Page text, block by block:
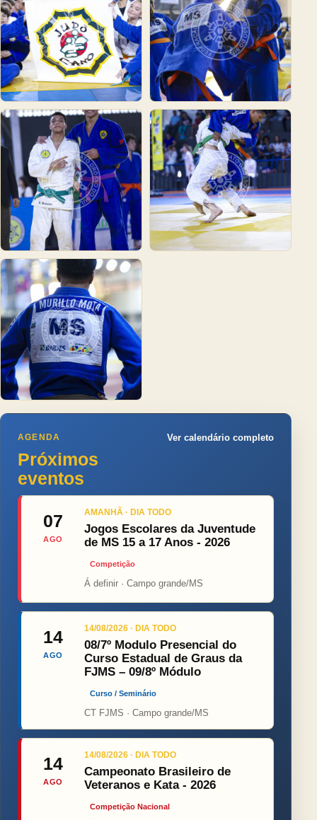
AGENDA
Próximos
eventos
Ver calendário completo
07
AGO
AMANHÃ · DIA TODO
Jogos Escolares da Juventude
de MS 15 a 17 Anos - 2026
Competição
Á definir · Campo grande/MS
14
AGO
14/08/2026 · DIA TODO
08/7º Modulo Presencial do
Curso Estadual de Graus da
FJMS – 09/8º Módulo
Curso / Seminário
CT FJMS · Campo grande/MS
14
AGO
14/08/2026 · DIA TODO
Campeonato Brasileiro de
Veteranos e Kata - 2026
Competição Nacional